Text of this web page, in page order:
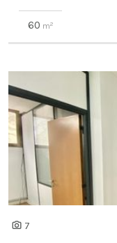
60 m2
7